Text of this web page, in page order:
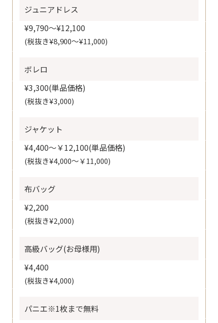
ジュニアドレス
¥9,790～¥12,100
(税抜き¥8,900～¥11,000)
ボレロ
¥3,300(単品価格)
(税抜き¥3,000)
ジャケット
¥4,400～￥12,100(単品価格)
(税抜き¥4,000～￥11,000)
布バッグ
¥2,200
(税抜き¥2,000)
高級バッグ(お母様用)
¥4,400
(税抜き¥4,000)
パニエ※1枚まで無料